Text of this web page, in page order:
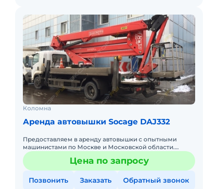
Коломна
Аренда автовышки Socage DAJ332
Предоставляем в аренду автовышки с опытными
машинистами по Москве и Московской области.
Любой вид аренды. Долгосрочный, краткосрочный
(почасовой, посменный) При
Цена по запросу
Позвонить Заказать Обратный звонок